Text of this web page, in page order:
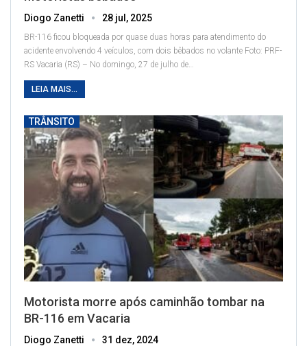
Diogo Zanetti 28 jul, 2025
BR-116 ficou bloqueada por quase duas horas para atendimento do
acidente envolvendo 4 veículos, com dois bêbados no volante Foto: PRF-
RS Vacaria (RS) – No domingo, 27 de julho de…
LEIA MAIS...
TRÂNSITO
Motorista morre após caminhão tombar na
BR-116 em Vacaria
Diogo Zanetti 31 dez, 2024